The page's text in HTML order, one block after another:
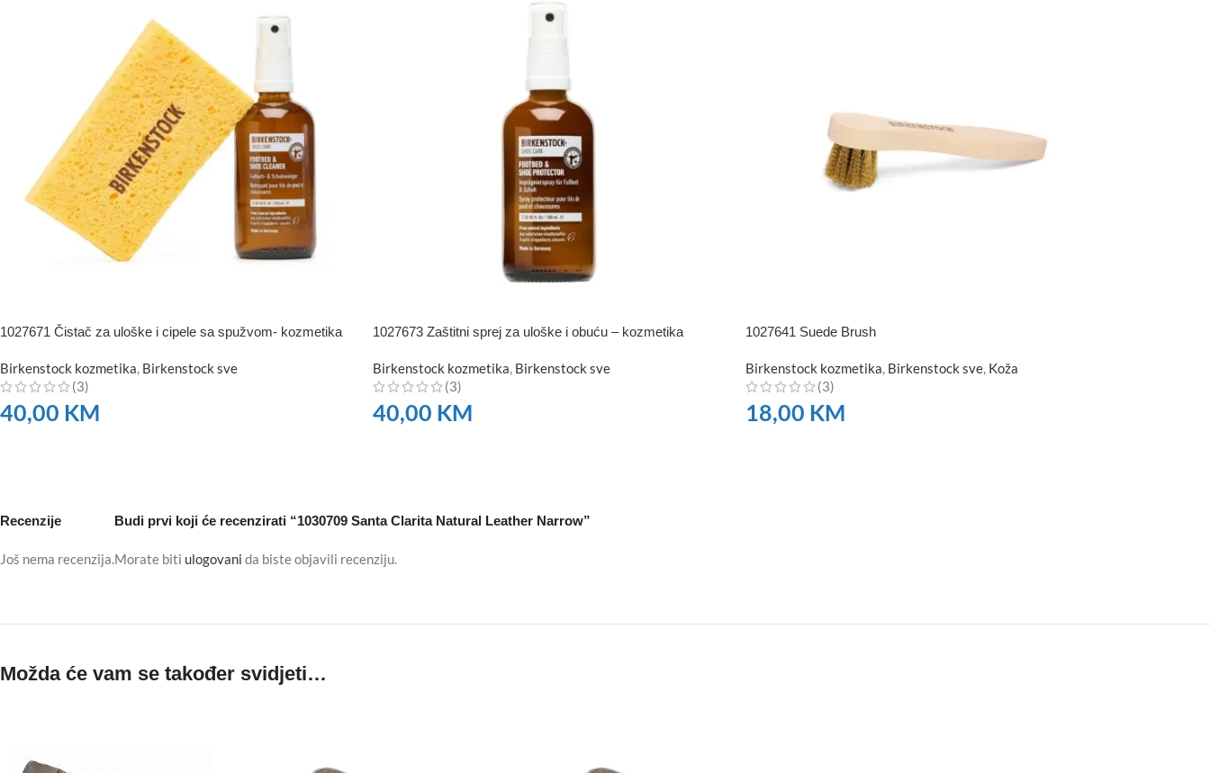
1027671 Čistač za uloške i cipele sa spužvom- kozmetika
Birkenstock kozmetika, Birkenstock sve
(3)
40,00 KM
1027673 Zaštitni sprej za uloške i obuću – kozmetika
Birkenstock kozmetika, Birkenstock sve
(3)
40,00 KM
1027641 Suede Brush
Birkenstock kozmetika, Birkenstock sve, Koža
(3)
18,00 KM
Recenzije
Još nema recenzija.
Budi prvi koji će recenzirati “1030709 Santa Clarita Natural Leather Narrow”
Morate biti ulogovani da biste objavili recenziju.
Možda će vam se također svidjeti…